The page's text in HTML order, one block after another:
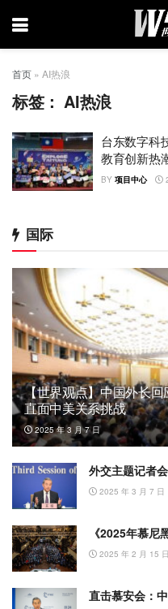
首页 » AI热浪
标签：AI热浪
台东数字科
教育创新热
BY 项目中心
国际
【世界观点】中国外长回
直面中美关系挑战
2025 年 3 月 7 日
外交主题记者
2025 年 3 月 7 日
《2025年慕
2025 年 2 月 15 日
直击慕安会：